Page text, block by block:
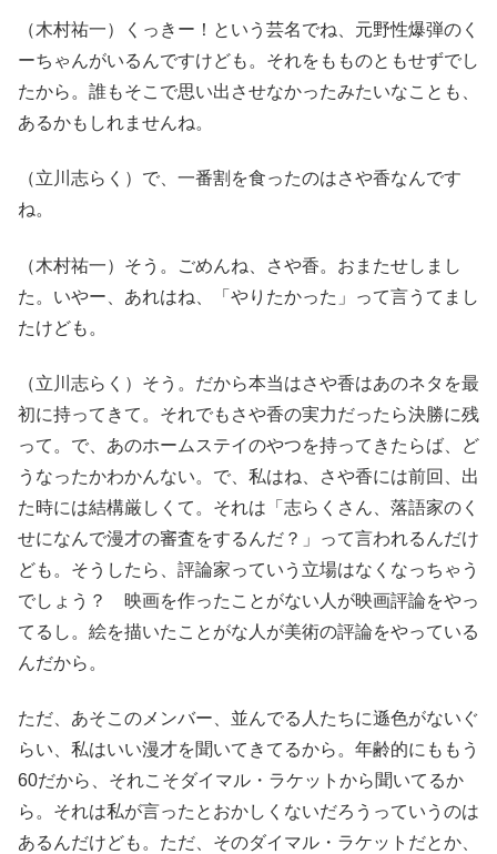
（木村祐一）くっきー！という芸名でね、元野性爆弾のく
ーちゃんがいるんですけども。それをもものともせずでし
たから。誰もそこで思い出させなかったみたいなことも、
あるかもしれませんね。
（立川志らく）で、一番割を食ったのはさや香なんです
ね。
（木村祐一）そう。ごめんね、さや香。おまたせしまし
た。いやー、あれはね、「やりたかった」って言うてまし
たけども。
（立川志らく）そう。だから本当はさや香はあのネタを最
初に持ってきて。それでもさや香の実力だったら決勝に残
って。で、あのホームステイのやつを持ってきたらば、ど
うなったかわかんない。で、私はね、さや香には前回、出
た時には結構厳しくて。それは「志らくさん、落語家のく
せになんで漫才の審査をするんだ？」って言われるんだけ
ども。そうしたら、評論家っていう立場はなくなっちゃう
でしょう？ 映画を作ったことがない人が映画評論をやっ
てるし。絵を描いたことがな人が美術の評論をやっている
んだから。
ただ、あそこのメンバー、並んでる人たちに遜色がないぐ
らい、私はいい漫才を聞いてきてるから。年齢的にももう
60だから、それこそダイマル・ラケットから聞いてるか
ら。それは私が言ったとおかしくないだろうっていうのは
あるんだけども。ただ、そのダイマル・ラケットだとか、